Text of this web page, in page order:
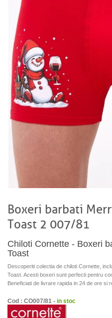
Boxeri barbati
Toast 2 007/81
Chiloti Cornette - Boxeri
Toast
Descoperiti colectia de chiloti Cornette,
Toast. Acesti boxeri sunt perfecti pentru
Beneficiati de livrare rapida in 24 de ore si
Cod : CO007/81 - in stoc